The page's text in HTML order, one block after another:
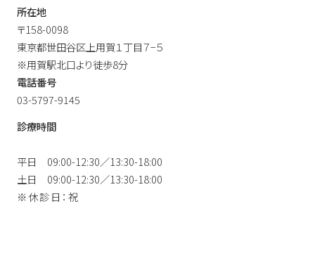
所在地
〒158-0098
東京都世田谷区上用賀１丁目７−５
※用賀駅北口より徒歩8分
電話番号
03-5797-9145
診療時間
平日
09:00-12:30／13:30-18:00
土日
09:00-12:30／13:30-18:00
※休診日：祝